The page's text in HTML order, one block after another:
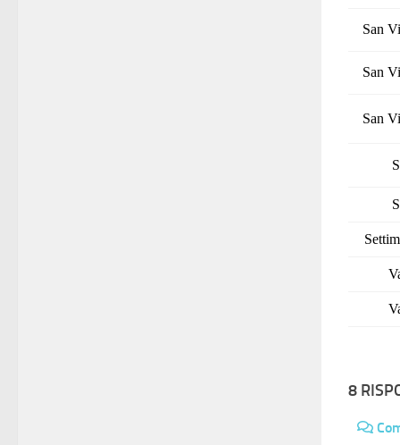
San
San
San
8